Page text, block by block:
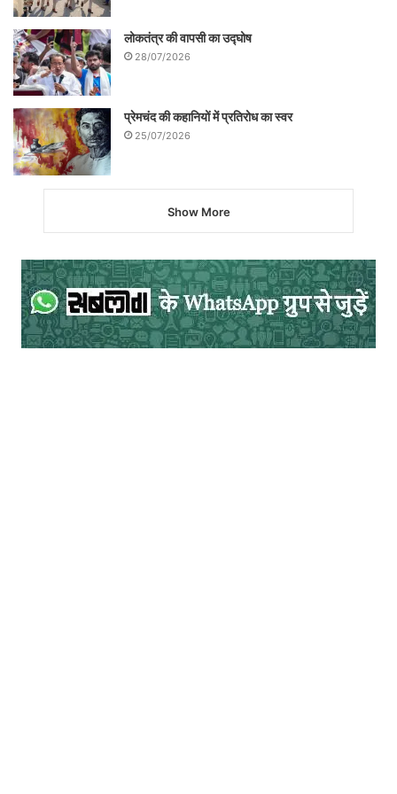
यह कविता याद रखनी चाहिए –
जो पुल बनाएँगे
वे अनिवार्यत:
पीछे रह जाएँगे।
सेनाएँ हो जाएँगी पार
मारे जाएँगे रावण
जयी होंगे राम,
लोकतंत्र की वापसी का उद्घोष
28/07/2026
प्रेमचंद की कहानियों में प्रतिरोध का स्वर
25/07/2026
Show More